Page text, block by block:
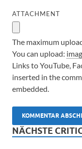
ATTACHMENT
The maximum
You can upload:
Links to YouTube,
inserted in the
embedded.
NÄCHSTE